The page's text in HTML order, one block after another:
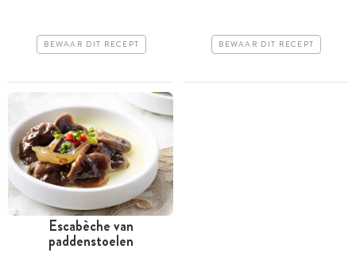
BEWAAR DIT RECEPT BEWAAR DIT RECEPT
Escabèche van
paddenstoelen